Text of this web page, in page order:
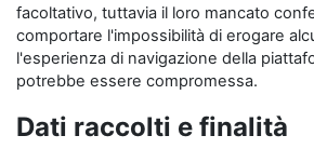
facoltativo, tuttavia il loro mancato
comportare l'impossibilità di erogare
l'esperienza di navigazione della
potrebbe essere compromessa.
Dati raccolti e finalità